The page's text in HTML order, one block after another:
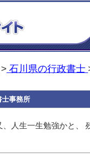
> 石川県の行政書士
士事務所
人生一生勉強かと、